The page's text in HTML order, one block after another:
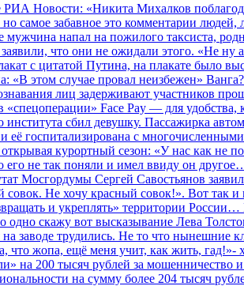
Новости: «Никита Михалков
самое забавное это комментарии
напал на пожилого таксиста,
что они не ожидали этого. «Не
с цитатой Путина, на плакате было
«В этом случае провал неизбежен»
лиц задерживают участников
«спецоперации» Face Pay — для
института сбил девушку. Пассажирка
её госпитализирована с
курортный сезон: «У нас как не
его не так поняли и имел ввиду он
Мосгордумы Сергей Савостьянов
совок. Не хочу красный совок!». Вот так
и укреплять» территории
скажу вот высказывание Лева
заводе трудились. Не то что нынешние
что жопа, ещё меня учит, как жить,
на 200 тысяч рублей за мошенничество
на сумму более 204 тысяч